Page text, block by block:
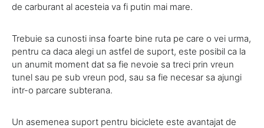
de carburant al acesteia va fi putin mai mare.
Trebuie sa cunosti insa foarte bine ruta pe care o vei urma,
pentru ca daca alegi un astfel de suport, este posibil ca la
un anumit moment dat sa fie nevoie sa treci prin vreun
tunel sau pe sub vreun pod, sau sa fie necesar sa ajungi
intr-o parcare subterana.
Un asemenea suport pentru biciclete este avantajat de